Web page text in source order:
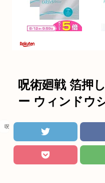
呪術廻戦 箔押
ー ウィンドウ
呪術廻戦